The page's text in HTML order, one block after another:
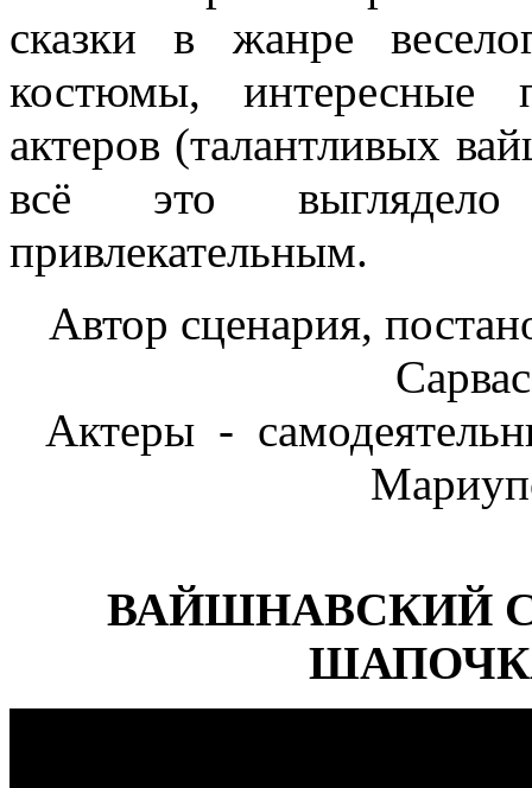
сказки в жанре
костюмы, интересные
актеров (талантливых
всё это
привлекательным.
Автор сценария,
Актеры -
ВАЙШНАВСКИЙ